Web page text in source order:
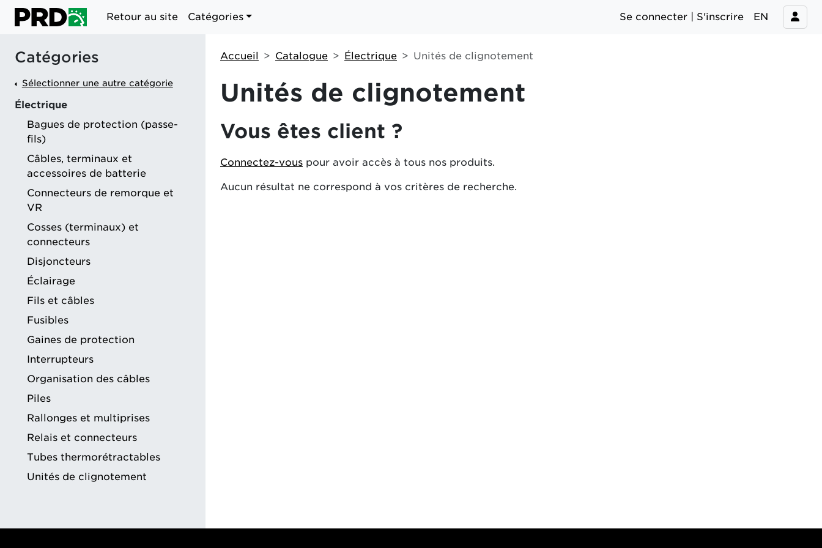
Retour au site Catégories Se connecter | S'inscrire EN
Catégories
Sélectionner une autre catégorie
Électrique
Bagues de protection (passe-
fils)
Câbles, terminaux et
accessoires de batterie
Connecteurs de remorque et
VR
Cosses (terminaux) et
connecteurs
Disjoncteurs
Éclairage
Fils et câbles
Fusibles
Gaines de protection
Interrupteurs
Organisation des câbles
Piles
Rallonges et multiprises
Relais et connecteurs
Tubes thermorétractables
Unités de clignotement
Accueil Catalogue Électrique Unités de clignotement
Unités de clignotement
Vous êtes client ?
Connectez-vous pour avoir accès à tous nos produits.
Aucun résultat ne correspond à vos critères de recherche.